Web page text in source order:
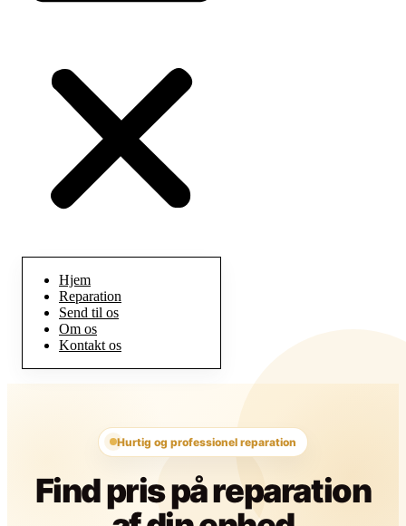
Hjem
Reparation
Send til os
Om os
Kontakt os
Hurtig og professionel reparation
Find pris på reparation